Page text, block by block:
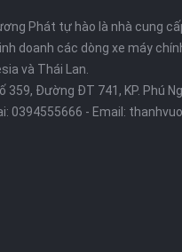
Phát tự hào là nhà cung
doanh các dòng xe máy
và Thái Lan.
359, Đường ĐT 741, KP. Phú
0394555666 - Email: